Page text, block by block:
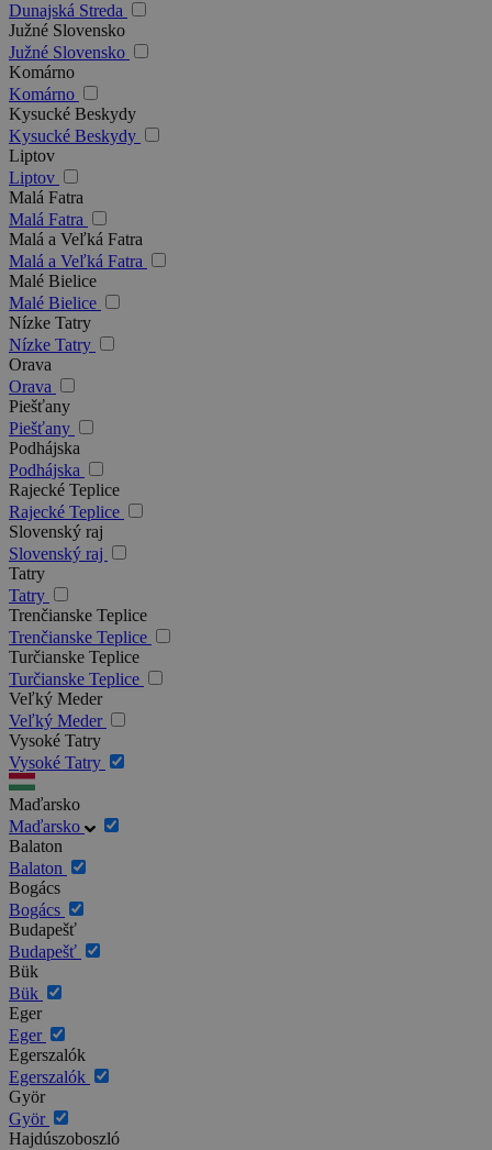
Dunajská Streda
Južné Slovensko
Južné Slovensko
Komárno
Komárno
Kysucké Beskydy
Kysucké Beskydy
Liptov
Liptov
Malá Fatra
Malá Fatra
Malá a Veľká Fatra
Malá a Veľká Fatra
Malé Bielice
Malé Bielice
Nízke Tatry
Nízke Tatry
Orava
Orava
Piešťany
Piešťany
Podhájska
Podhájska
Rajecké Teplice
Rajecké Teplice
Slovenský raj
Slovenský raj
Tatry
Tatry
Trenčianske Teplice
Trenčianske Teplice
Turčianske Teplice
Turčianske Teplice
Veľký Meder
Veľký Meder
Vysoké Tatry
Vysoké Tatry
Maďarsko
Maďarsko
Balaton
Balaton
Bogács
Bogács
Budapešť
Budapešť
Bük
Bük
Eger
Eger
Egerszalók
Egerszalók
Györ
Györ
Hajdúszoboszló